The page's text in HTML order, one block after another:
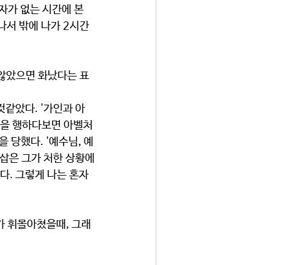
가 없는 시간에 본
서 밖에 나가 2시간
았으면 화났다는 표
같았다. '가인과 아
행하다보면 아벨처
당했다. '예수님, 예
은 그가 처한 상황에
. 그렇게 나는 혼자
휘몰아쳤을때, 그래